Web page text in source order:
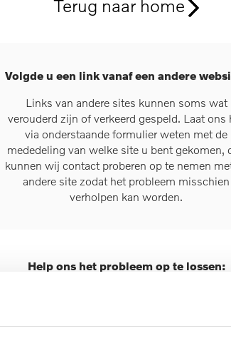
Terug naar home
Volgde u een link vanaf een andere
Links van andere sites kunnen soms wat
verouderd zijn of verkeerd gespeld. Laat ons
via onderstaande formulier weten met de
mededeling van welke site u bent gekomen,
kunnen wij contact proberen op te nemen
andere site zodat het probleem misschien
verholpen kan worden.
Help ons het probleem op te lossen:
vinden van de informatie waar u naar op zoek